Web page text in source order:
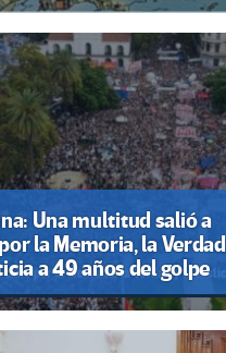
Una multitud salió a
la Memoria, la Verdad
a 49 años del golpe